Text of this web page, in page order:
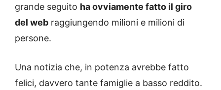
grande seguito ha ovviamente fatto il giro
del web raggiungendo milioni e milioni di
persone.
Una notizia che, in potenza avrebbe fatto
felici, davvero tante famiglie a basso reddito.